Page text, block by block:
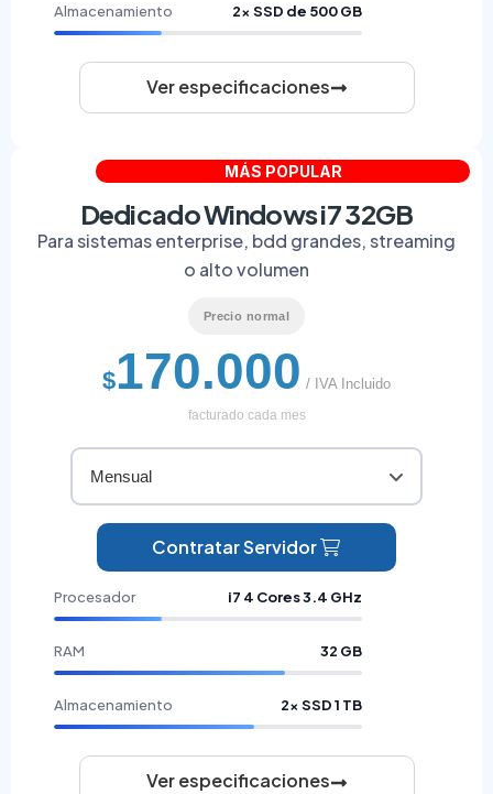
Almacenamiento 2× SSD de 500 GB
Ver especificaciones
Dedicado Windows i7 32GB
Para sistemas enterprise, bdd grandes, streaming
o alto volumen
Precio normal
$170.000 / IVA Incluido
facturado cada mes
Mensual
Contratar Servidor
Procesador i7 4 Cores 3.4 GHz
RAM 32 GB
Almacenamiento 2× SSD 1 TB
Ver especificaciones
MÁS POPULAR